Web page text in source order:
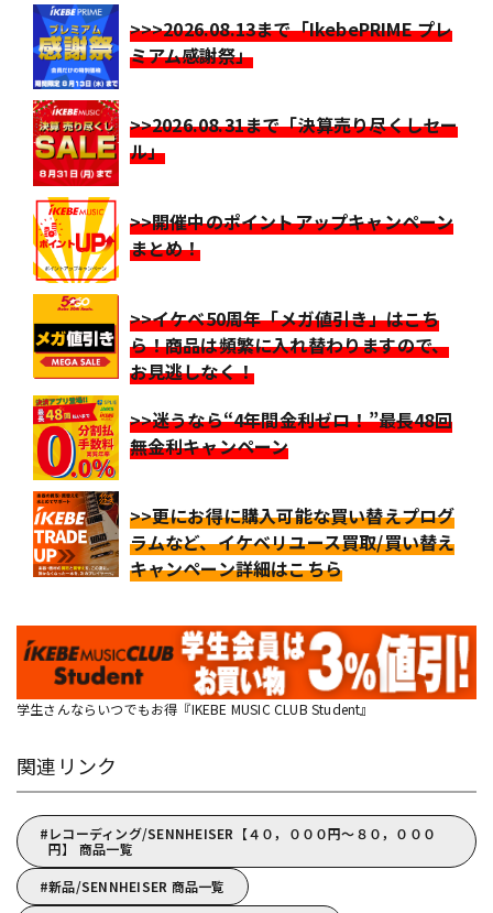
>>>2026.08.13まで「IkebePRIME プレ
ミアム感謝祭」
>>2026.08.31まで「決算売り尽くしセー
ル」
>>開催中のポイントアップキャンペーン
まとめ！
>>イケベ50周年「メガ値引き」はこち
ら！商品は頻繁に入れ替わりますので、
お見逃しなく！
>>迷うなら“4年間金利ゼロ！”最長48回
無金利キャンペーン
>>更にお得に購入可能な買い替えプログ
ラムなど、イケベリユース買取/買い替え
キャンペーン詳細はこちら
学生さんならいつでもお得『IKEBE MUSIC CLUB Student』
関連リンク
レコーディング/SENNHEISER【４０，０００円～８０，０００
円】 商品一覧
新品/SENNHEISER 商品一覧